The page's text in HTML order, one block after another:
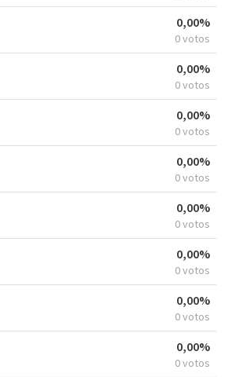
0,00%
0 votos
0,00%
0 votos
0,00%
0 votos
0,00%
0 votos
0,00%
0 votos
0,00%
0 votos
0,00%
0 votos
0,00%
0 votos